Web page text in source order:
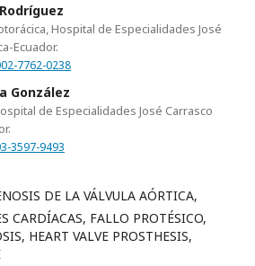
Hospital de Especialidades José
Ecuador.
7762-0238
González
de Especialidades José Carrasco
3597-9493
DE LA VÁLVULA AÓRTICA,
CARDÍACAS, FALLO PROTÉSICO,
HEART VALVE PROSTHESIS,